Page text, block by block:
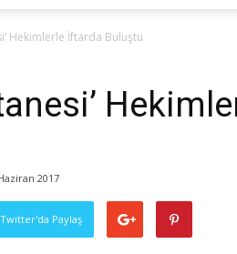
Hekimlerle İftarda Buluştu
2017
Twitter'da Paylaş